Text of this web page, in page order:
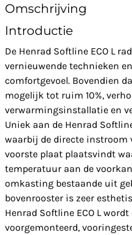
Omschrijving
Introductie
De Henrad Softline ECO L
vernieuwende technieken
comfortgevoel. Bovendien
mogelijk tot ruim 10%,
verwarmingsinstallatie en
Uniek aan de Henrad
waarbij de directe instroom
voorste plaat plaatsvindt
temperatuur aan de
omkasting bestaande uit
bovenrooster is zeer
Henrad Softline ECO L
voorgemonteerd,